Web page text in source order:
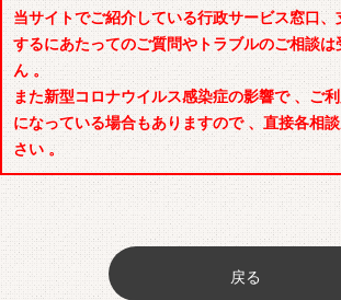
当サイトでご紹介している行政サービス窓口、
するにあたってのご質問やトラブルのご相談
ん 。
また新型コロナウイルス感染症の影響で 、ご
になっている場合もありますので 、直接各相
さい 。
戻る